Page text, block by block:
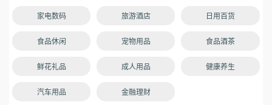
家电数码 旅游酒店 日用百货
食品休闲 宠物用品 食品酒茶
鲜花礼品 成人用品 健康养生
汽车用品 金融理财